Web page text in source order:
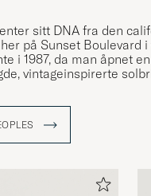
sitt DNA fra den
på Sunset Boulevard
i 1987, da man åpnet
vintageinspirerte